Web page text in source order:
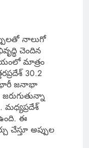
నాలుగో
చెందిన
మాత్రం
30.2
భారీ జనాభా
మధ్యప్రదేశ్
ఈ
చేస్తూ అప్పుల